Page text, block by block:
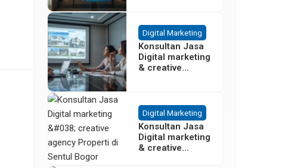
Digital Marketing
Konsultan Jasa
Digital marketing
& creative
Tangerang
Digital Marketing
Konsultan Jasa
Digital marketing
& creative